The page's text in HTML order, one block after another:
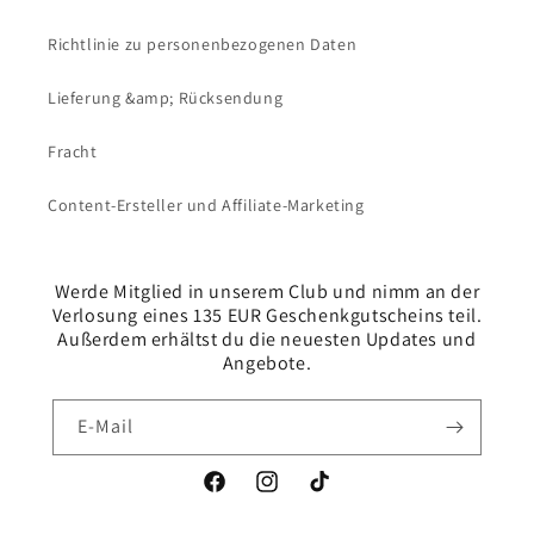
Richtlinie zu personenbezogenen Daten
Lieferung &amp; Rücksendung
Fracht
Content-Ersteller und Affiliate-Marketing
Werde Mitglied in unserem Club und nimm an der
Verlosung eines 135 EUR Geschenkgutscheins teil.
Außerdem erhältst du die neuesten Updates und
Angebote.
E-Mail
FacebookInstagramTikTok